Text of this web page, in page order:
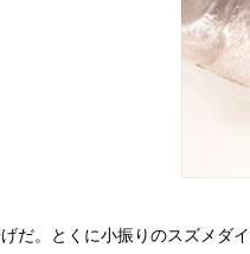
だ。とくに小振りのスズメダ